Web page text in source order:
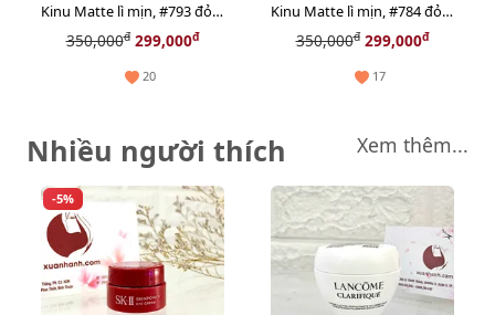
Kinu Matte lì mịn, #793 đỏ
nâu Caramel thời thượng,
350,000đ299,000đ
20
Kinu Matte lì mịn, #784 đỏ
đất pha cam, tôn da - mini
350,000đ299,000đ
17
Nhiều người thích Xem thêm...
-5%